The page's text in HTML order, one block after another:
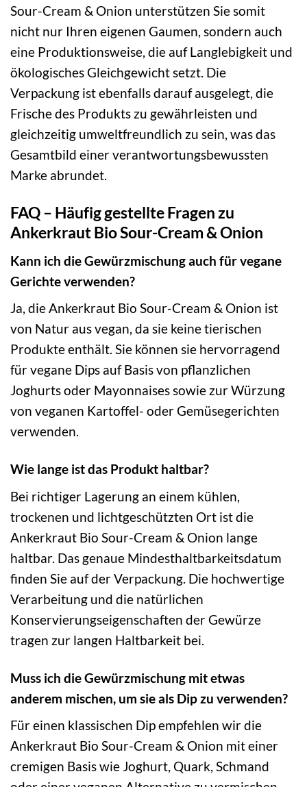
Sour-Cream & Onion unterstützen Sie somit
nicht nur Ihren eigenen Gaumen, sondern auch
eine Produktionsweise, die auf Langlebigkeit und
ökologisches Gleichgewicht setzt. Die
Verpackung ist ebenfalls darauf ausgelegt, die
Frische des Produkts zu gewährleisten und
gleichzeitig umweltfreundlich zu sein, was das
Gesamtbild einer verantwortungsbewussten
Marke abrundet.
FAQ – Häufig gestellte Fragen zu
Ankerkraut Bio Sour-Cream & Onion
Kann ich die Gewürzmischung auch für vegane
Gerichte verwenden?
Ja, die Ankerkraut Bio Sour-Cream & Onion ist
von Natur aus vegan, da sie keine tierischen
Produkte enthält. Sie können sie hervorragend
für vegane Dips auf Basis von pflanzlichen
Joghurts oder Mayonnaises sowie zur Würzung
von veganen Kartoffel- oder Gemüsegerichten
verwenden.
Wie lange ist das Produkt haltbar?
Bei richtiger Lagerung an einem kühlen,
trockenen und lichtgeschützten Ort ist die
Ankerkraut Bio Sour-Cream & Onion lange
haltbar. Das genaue Mindesthaltbarkeitsdatum
finden Sie auf der Verpackung. Die hochwertige
Verarbeitung und die natürlichen
Konservierungseigenschaften der Gewürze
tragen zur langen Haltbarkeit bei.
Muss ich die Gewürzmischung mit etwas
anderem mischen, um sie als Dip zu verwenden?
Für einen klassischen Dip empfehlen wir die
Ankerkraut Bio Sour-Cream & Onion mit einer
cremigen Basis wie Joghurt, Quark, Schmand